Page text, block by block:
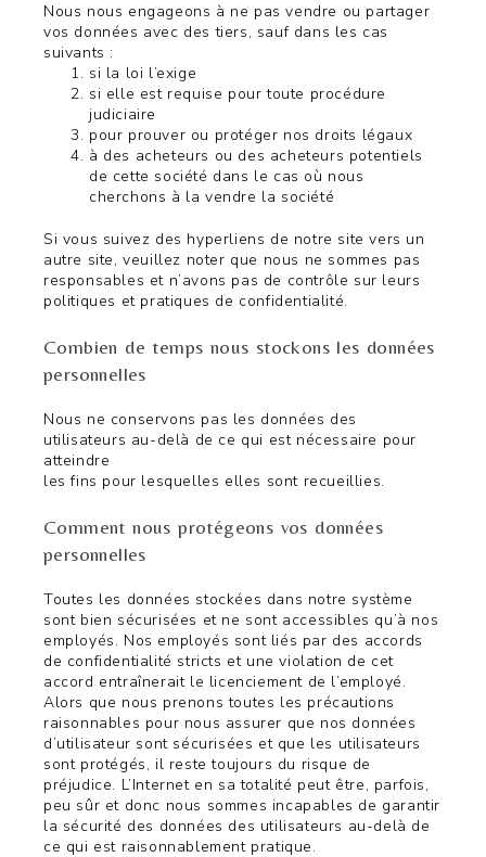
Nous nous engageons à ne pas vendre ou partager
vos données avec des tiers, sauf dans les cas
suivants :
si la loi l’exige
si elle est requise pour toute procédure
judiciaire
pour prouver ou protéger nos droits légaux
à des acheteurs ou des acheteurs potentiels
de cette société dans le cas où nous
cherchons à la vendre la société
Si vous suivez des hyperliens de notre site vers un
autre site, veuillez noter que nous ne sommes pas
responsables et n’avons pas de contrôle sur leurs
politiques et pratiques de confidentialité.
Combien de temps nous stockons les données
personnelles
Nous ne conservons pas les données des
utilisateurs au-delà de ce qui est nécessaire pour
atteindre
les fins pour lesquelles elles sont recueillies.
Comment nous protégeons vos données
personnelles
Toutes les données stockées dans notre système
sont bien sécurisées et ne sont accessibles qu’à nos
employés. Nos employés sont liés par des accords
de confidentialité stricts et une violation de cet
accord entraînerait le licenciement de l’employé.
Alors que nous prenons toutes les précautions
raisonnables pour nous assurer que nos données
d’utilisateur sont sécurisées et que les utilisateurs
sont protégés, il reste toujours du risque de
préjudice. L’Internet en sa totalité peut être, parfois,
peu sûr et donc nous sommes incapables de garantir
la sécurité des données des utilisateurs au-delà de
ce qui est raisonnablement pratique.